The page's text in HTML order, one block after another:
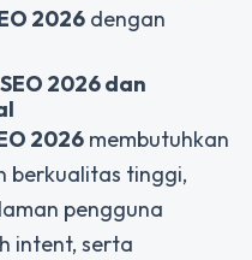
2026 dengan
2026 dan
2026 membutuhkan
berkualitas tinggi,
pengguna
intent, serta